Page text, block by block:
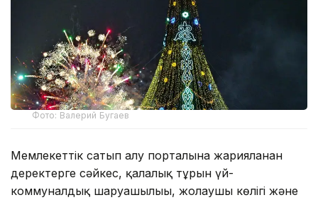
Фото: Валерий Бугаев
Мемлекеттік сатып алу порталына жарияланған
деректерге сәйкес, қалалық тұрғын үй-
коммуналдық шаруашылығы, жолаушы көлігі және